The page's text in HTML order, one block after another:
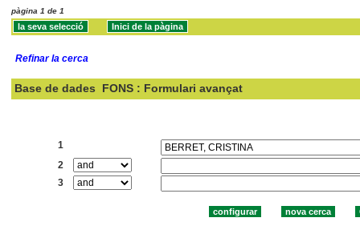
pàgina 1 de 1
Refinar la cerca
Base de dades FONS : Formulari avançat
1
2
3